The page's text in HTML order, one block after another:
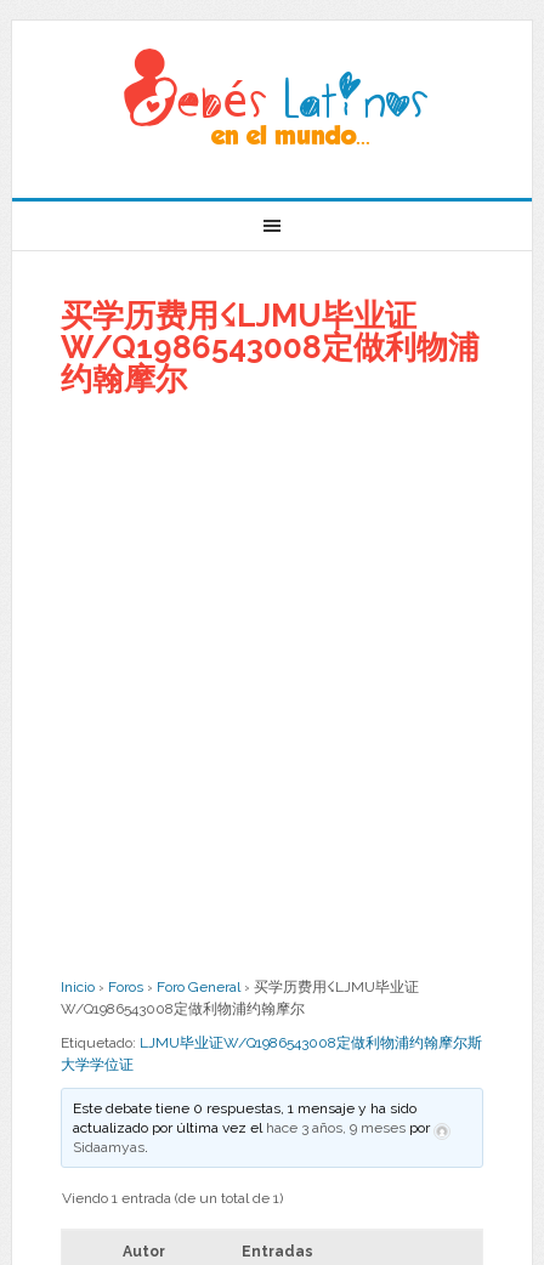
买学历费用☇LJMU毕业证
W/Q1986543008定做利物浦
约翰摩尔
Inicio › Foros › Foro General › 买学历费用☇LJMU毕业证
W/Q1986543008定做利物浦约翰摩尔
Etiquetado: LJMU毕业证W/Q1986543008定做利物浦约翰摩尔斯
大学学位证
Este debate tiene 0 respuestas, 1 mensaje y ha sido
actualizado por última vez el hace 3 años, 9 meses por
Sidaamyas.
Viendo 1 entrada (de un total de 1)
Autor Entradas